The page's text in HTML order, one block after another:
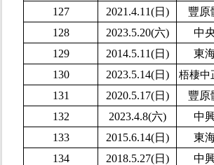
127
2021.4.11(日)
豐原
128
2023.5.20(六)
中
129
2014.5.11(日)
東
130
2023.5.14(日) 梧棲中
131 2020.5.17(日)
豐原
132
2023.4.8(六)
中
133
2015.6.14(日)
東
134
2018.5.27(日)
中